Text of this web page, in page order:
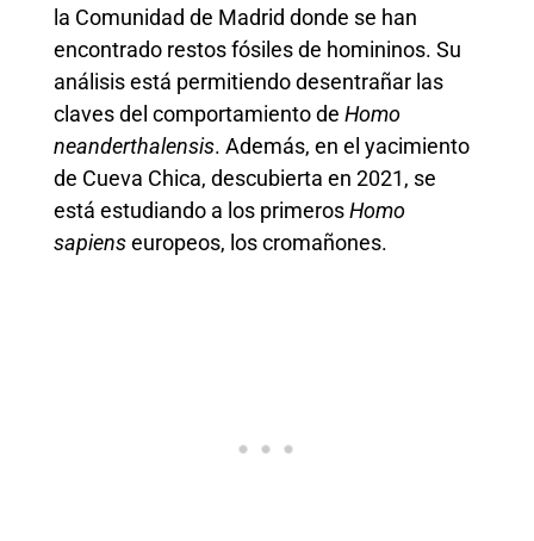
la Comunidad de Madrid donde se han
encontrado restos fósiles de homininos. Su
análisis está permitiendo desentrañar las
claves del comportamiento de Homo
neanderthalensis. Además, en el yacimiento
de Cueva Chica, descubierta en 2021, se
está estudiando a los primerosHomo
sapienseuropeos, los cromañones.